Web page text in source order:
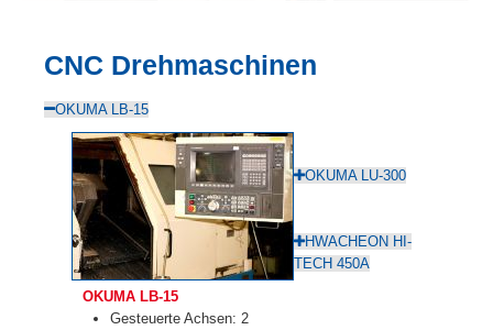
CNC Drehmaschinen
OKUMA LB-15
OKUMA LB-15
Gesteuerte Achsen: 2
OKUMA LU-300
HWACHEON HI-
TECH 450A